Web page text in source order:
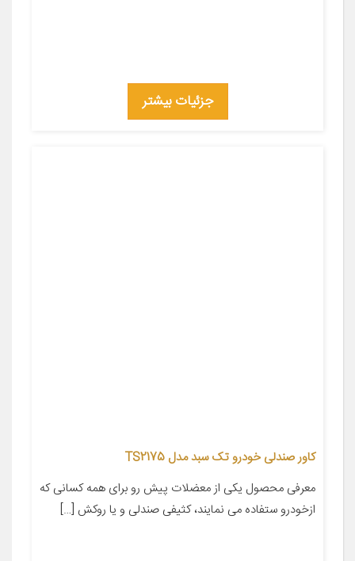
جزئیات بیشتر
کاور صندلی خودرو تک سبد مدل TS2175
معرفی محصول یکی از معضلات پیش رو برای همه کسانی که
ازخودرو ستفاده می نمایند، کثیفی صندلی و یا روکش […]